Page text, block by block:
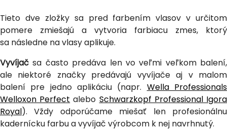
Tieto dve zložky sa pred farbením vlasov v určitom
pomere zmiešajú a vytvoria farbiacu zmes, ktorý
sa následne na vlasy aplikuje.
Vyvíjač sa často predáva len vo veľmi veľkom balení,
ale niektoré značky predávajú vyvíjače aj v malom
balení pre jedno aplikáciu (napr. Wella Professionals
Welloxon Perfect alebo Schwarzkopf Professional Igora
Royal). Vždy odporúčame miešať len profesionálnu
kadernícku farbu a vyvíjač výrobcom k nej navrhnutý.